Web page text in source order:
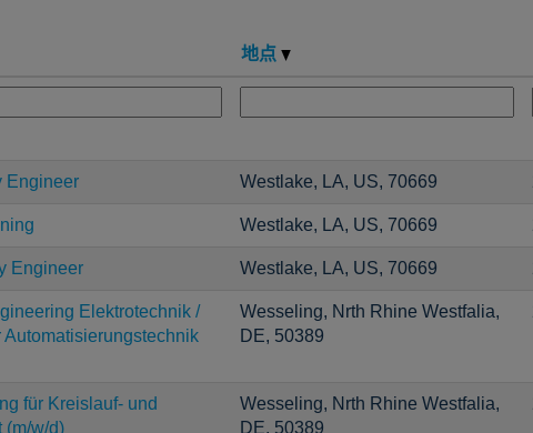
地点
Engineer Westlake, LA, US, 70669
Westlake, LA, US, 70669
Engineer Westlake, LA, US, 70669
Elektrotechnik /
Automatisierungstechnik
Wesseling, Nrth Rhine Westfalia,
DE, 50389
für Kreislauf- und
(m/w/d)
Wesseling, Nrth Rhine Westfalia,
DE, 50389